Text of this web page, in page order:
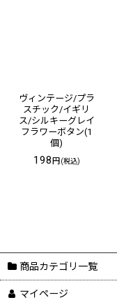
ヴィンテージ/プラ
スチック/イギリ
ス/シルキーグレイ
フラワーボタン(1
個)
198円(税込)
商品カテゴリ一覧
マイページ